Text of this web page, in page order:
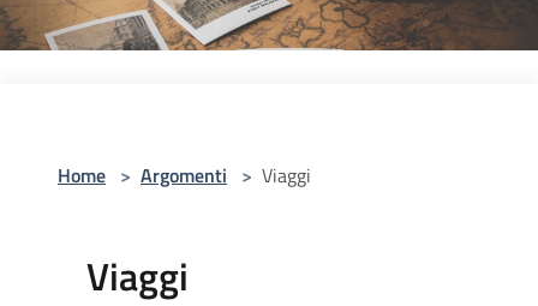
Home > Argomenti > Viaggi
Viaggi